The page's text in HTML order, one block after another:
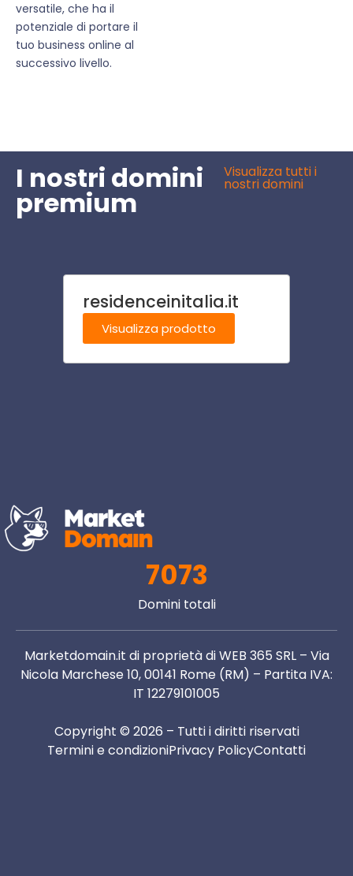
versatile, che ha il
potenziale di portare il
tuo business online al
successivo livello.
I nostri domini
premium
Visualizza tutti i
nostri domini
residenceinitalia.it
Visualizza prodotto
7073
Domini totali
Marketdomain.it di proprietà di WEB 365 SRL – Via
Nicola Marchese 10, 00141 Rome (RM) – Partita IVA:
IT 12279101005
Copyright © 2026 – Tutti i diritti riservati
Termini e condizioniPrivacy PolicyContatti